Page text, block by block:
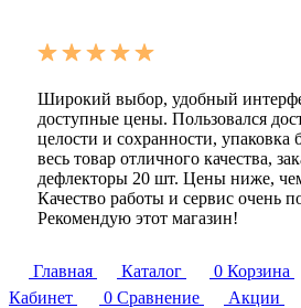
Широкий выбор, удобный
доступные цены. Пользовался
целости и сохранности, упаковка
весь товар отличного качества,
дефлекторы 20 шт. Цены ниже,
Качество работы и сервис очень
Рекомендую этот магазин!
Главная Каталог 0 Корзина
Кабинет
0 Сравнение Акции